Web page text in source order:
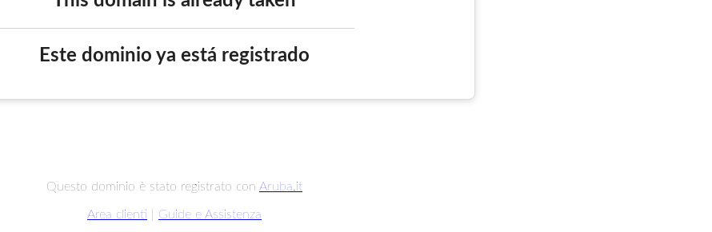
Este dominio ya está registrado
Questo dominio è stato registrato con Aruba.it
Area clienti Guide e Assistenza